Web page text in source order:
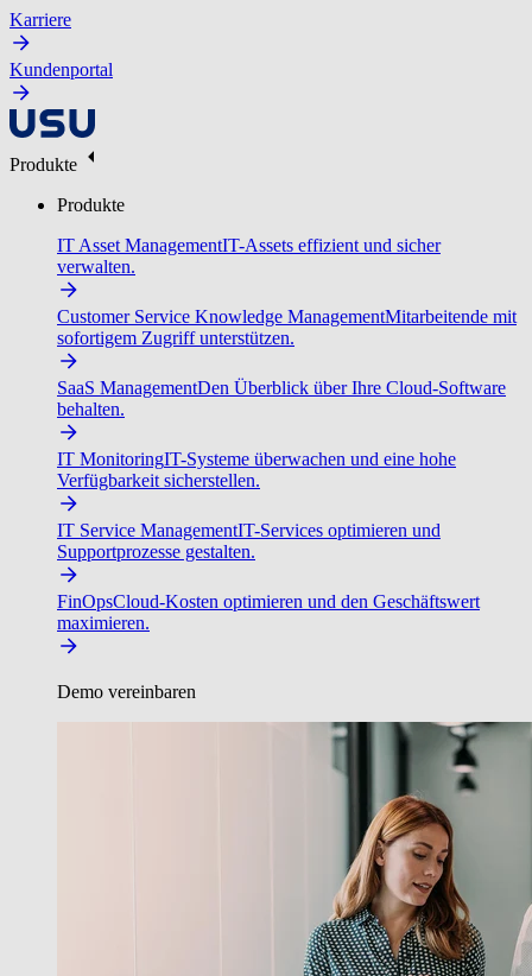
Karriere
Kundenportal
Produkte
Produkte
IT Asset ManagementIT-Assets effizient und sicher
verwalten.
Customer Service Knowledge ManagementMitarbeitende mit
sofortigem Zugriff unterstützen.
SaaS ManagementDen Überblick über Ihre Cloud-Software
behalten.
IT MonitoringIT-Systeme überwachen und eine hohe
Verfügbarkeit sicherstellen.
IT Service ManagementIT-Services optimieren und
Supportprozesse gestalten.
FinOpsCloud-Kosten optimieren und den Geschäftswert
maximieren.
Demo vereinbaren